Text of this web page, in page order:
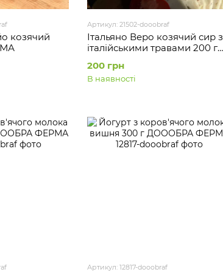
козячий
Артикул: 21502-dooobraf
Італьяно Веро козячий сир з
італійськими травами 200 г
200 грн
В наявності
Артикул: 12817-dooobraf